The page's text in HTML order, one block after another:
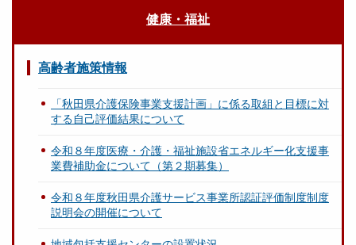
健康・福祉
高齢者施策情報
「秋田県介護保険事業支援計画」に係る取組と目標に対
する自己評価結果について
令和８年度医療・介護・福祉施設省エネルギー化支援事
業費補助金について（第２期募集）
令和８年度秋田県介護サービス事業所認証評価制度制度
説明会の開催について